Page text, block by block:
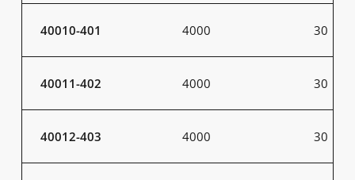
40010-401 4000 30
40011-402 4000 30
40012-403 4000 30